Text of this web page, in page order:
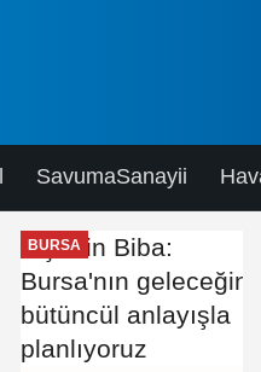
SavumaSanayii
BURSA